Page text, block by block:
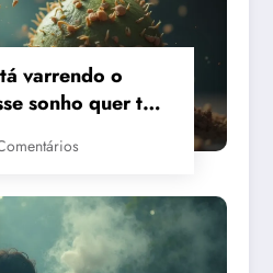
varrendo o
sonho quer te